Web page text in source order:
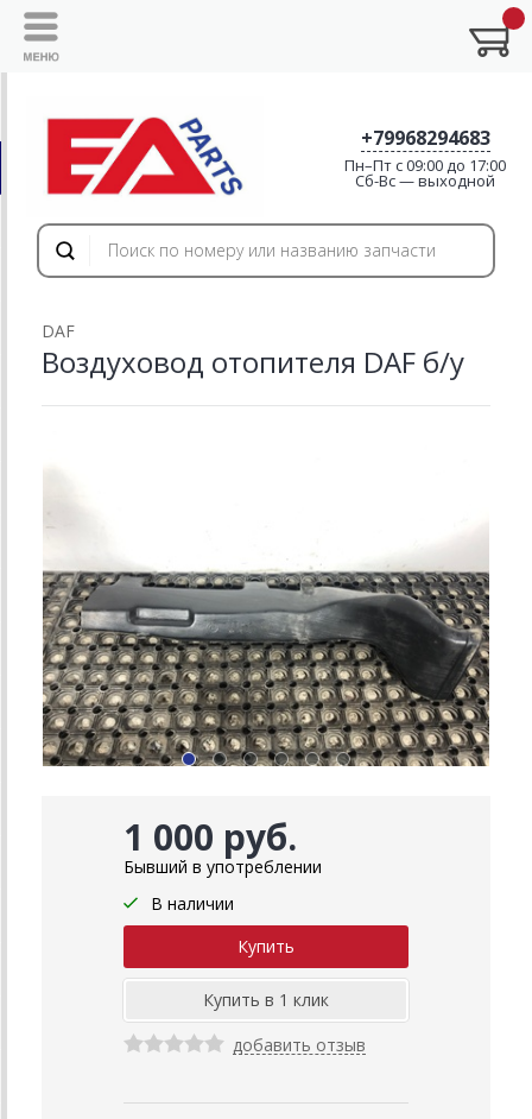
+79968294683
Пн–Пт с 09:00 до 17:00
Cб-Вс — выходной
DAF
Воздуховод отопителя DAF б/у
1 000 руб.
Бывший в употреблении
В наличии
добавить отзыв